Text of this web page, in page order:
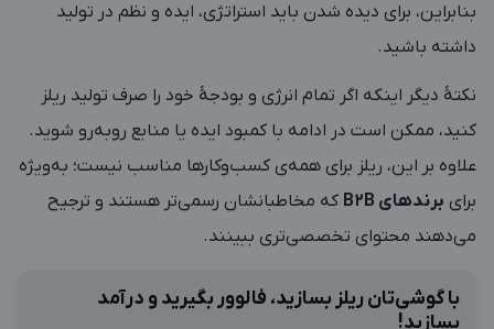
بنابراین، برای دیده شدن باید استراتژی، ایده و نظم در تولید
داشته باشید.
نکتۀ دیگر اینکه اگر تمام انرژی و بودجۀ خود را صرف تولید ریلز
کنید، ممکن است در ادامه با کمبود ایده یا منابع روبه‌رو شوید.
علاوه بر این، ریلز برای همه‌ی کسب‌وکارها مناسب نیست؛ به‌ویژه
برای برندهای B2B
که مخاطبانشان رسمی‌تر هستند و ترجیح
می‌دهند محتوای تخصصی‌تری ببینند.
با گوشی‌تان ریلز بسازید، فالوور بگیرید و درآمد
بسازید!